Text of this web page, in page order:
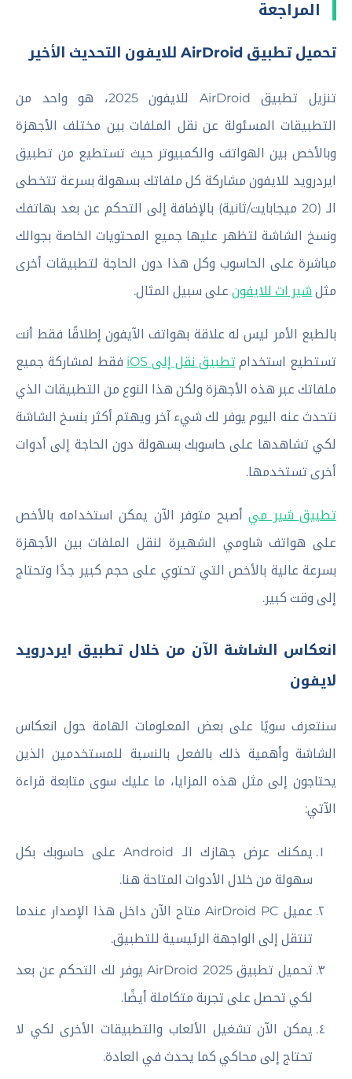
المراجعة
تحميل تطبيق AirDroid للايفون التحديث الأخير
تنزيل تطبيق AirDroid للايفون 2025، هو واحد من
التطبيقات المسئولة عن نقل الملفات بين مختلف الأجهزة
وبالأخص بين الهواتف والكمبيوتر حيث تستطيع من تطبيق
ايردرويد للايفون مشاركة كل ملفاتك بسهولة بسرعة تتخطى
الـ (20 ميجابايت/ثانية) بالإضافة إلى التحكم عن بعد بهاتفك
ونسخ الشاشة لتظهر عليها جميع المحتويات الخاصة بجوالك
مباشرة على الحاسوب وكل هذا دون الحاجة لتطبيقات أخرى
مثل شير ات للايفون على سبيل المثال.
بالطبع الأمر ليس له علاقة بهواتف الآيفون إطلاقًا فقط أنت
تستطيع استخدام تطبيق نقل إلى iOS
فقط لمشاركة جميع
ملفاتك عبر هذه الأجهزة ولكن هذا النوع من التطبيقات الذي
نتحدث عنه اليوم يوفر لك شيء آخر ويهتم أكثر بنسخ الشاشة
لكي تشاهدها على حاسوبك بسهولة دون الحاجة إلى أدوات
أخرى تستخدمها.
تطبيق شير مي أصبح متوفر الآن يمكن استخدامه بالأخص
على هواتف شاومي الشهيرة لنقل الملفات بين الأجهزة
بسرعة عالية بالأخص التي تحتوي على حجم كبير جدًا وتحتاج
إلى وقت كبير.
انعكاس الشاشة الآن من خلال تطبيق ايردرويد
لايفون
سنتعرف سويًا على بعض المعلومات الهامة حول انعكاس
الشاشة وأهمية ذلك بالفعل بالنسبة للمستخدمين الذين
يحتاجون إلى مثل هذه المزايا، ما عليك سوى متابعة قراءة
الآتي:
يمكنك عرض جهازك الـ Android على حاسوبك بكل
سهولة من خلال الأدوات المتاحة هنا.
عميل AirDroid PC متاح الآن داخل هذا الإصدار عندما
تنتقل إلى الواجهة الرئيسية للتطبيق.
تحميل تطبيق AirDroid 2025 يوفر لك التحكم عن بعد
لكي تحصل على تجربة متكاملة أيضًا.
يمكن الآن تشغيل الألعاب والتطبيقات الأخرى لكي لا
تحتاج إلى محاكي كما يحدث في العادة.